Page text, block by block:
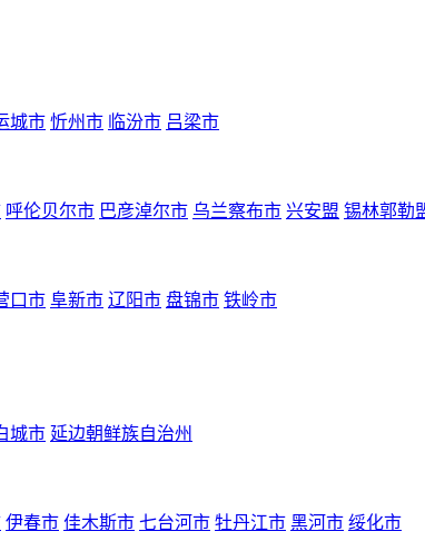
城市 忻州市 临汾市 吕梁市
呼伦贝尔市 巴彦淖尔市 乌兰察布市 兴安盟 锡林郭勒
口市 阜新市 辽阳市 盘锦市 铁岭市
城市 延边朝鲜族自治州
伊春市 佳木斯市 七台河市 牡丹江市 黑河市 绥化市